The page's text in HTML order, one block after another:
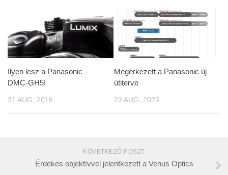
Ilyen lesz a Panasonic
DMC-GH5!
31 AUG, 2016
Megérkezett a Panasonic új
útiterve
23 AUG, 2023
KÖVETKEZŐ POSZT
Érdekes objektívvel jelentkezett a Venus Optics